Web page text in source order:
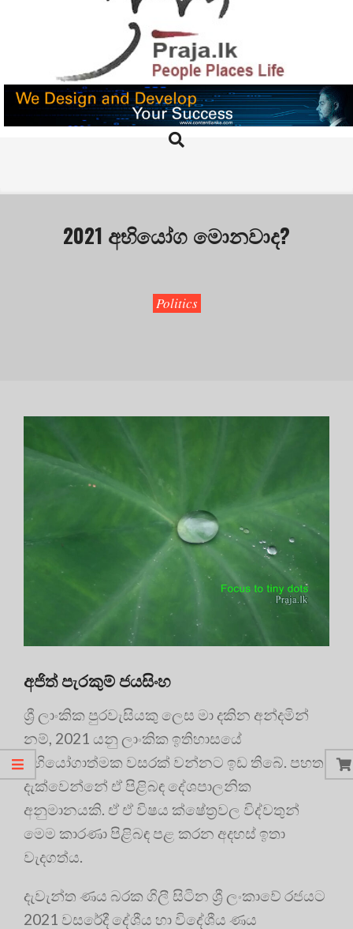
PRAJA.LK
Search
2021 අභියෝග මොනවාද?
Politics
අජිත් පැරකුම් ජයසිංහ
ශ්‍රී ලාංකික පුරවැසියකු ලෙස මා දකින අන්දමින්
නම්, 2021 යනු ලාංකික ඉතිහාසයේ
අභියෝගාත්මක වසරක් වන්නට ඉඩ තිබේ. පහත
දැක්වෙන්නේ ඒ පිළිබඳ දේශපාලනික
අනුමානයකි. ඒ ඒ විෂය ක්ෂේත්‍රවල විද්වතුන්
මෙම කාරණා පිළිබඳ පළ කරන අදහස් ඉතා
වැදගත්ය.
දැවැන්ත ණය බරක ගිලී සිටින ශ්‍රී ලංකාවේ රජයට
2021 වසරේදී දේශීය හා විදේශීය ණය